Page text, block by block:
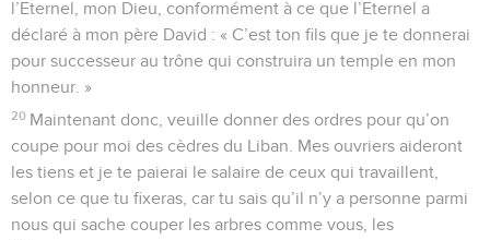
l’Eternel, mon Dieu, conformément à ce que l’Eternel a
déclaré à mon père David : « C’est ton fils que je te donnerai
pour successeur au trône qui construira un temple en mon
honneur. »
20 Maintenant donc, veuille donner des ordres pour qu’on
coupe pour moi des cèdres du Liban. Mes ouvriers aideront
les tiens et je te paierai le salaire de ceux qui travaillent,
selon ce que tu fixeras, car tu sais qu’il n’y a personne parmi
nous qui sache couper les arbres comme vous, les